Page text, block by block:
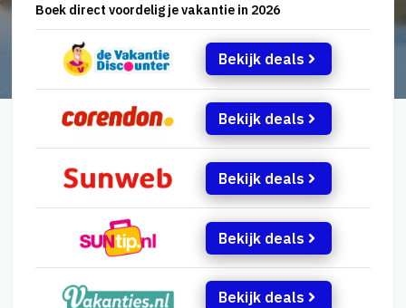
Boek direct voordelig je vakantie in 2026
Bekijk deals
Bekijk deals
Bekijk deals
Bekijk deals
Bekijk deals